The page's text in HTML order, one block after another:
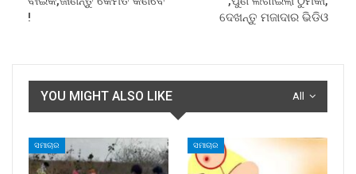
!
ଦେଖନ୍ତୁ ମଜାଦାର ଭିଡିଓ
All
YOU MIGHT ALSO LIKE
ସମାଚାର ସମାଚାର